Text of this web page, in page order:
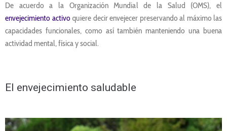
De acuerdo a la Organización Mundial de la Salud (OMS), el
envejecimiento activoquiere decir envejecer preservando al máximo las
capacidades funcionales, como así también manteniendo una buena
actividad mental, física y social.
El envejecimiento saludable